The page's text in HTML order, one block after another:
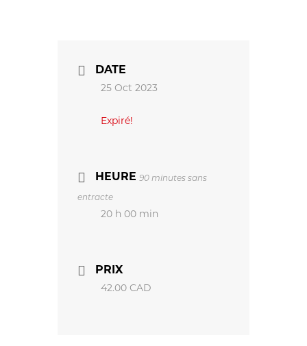
DATE
25 Oct 2023
Expiré!
HEURE 90 minutes sans
entracte
20 h 00 min
PRIX
42.00 CAD